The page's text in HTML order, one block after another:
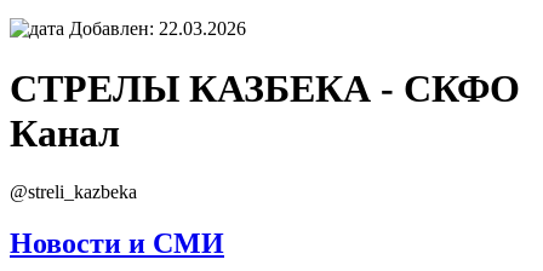
Добавлен: 22.03.2026
СТРЕЛЫ КАЗБЕКА - СКФО
Канал
@streli_kazbeka
Новости и СМИ